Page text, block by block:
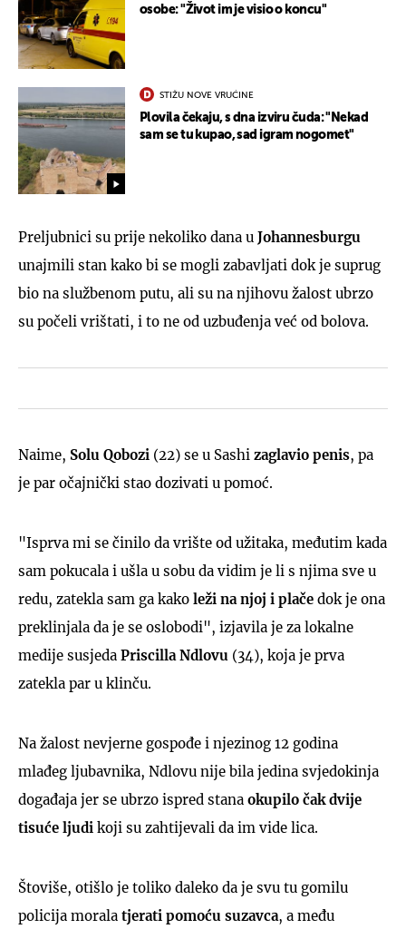
osobe: "Život im je visio o koncu"
STIŽU NOVE VRUĆINE
Plovila čekaju, s dna izviru čuda: "Nekad
sam se tu kupao, sad igram nogomet"
Preljubnici su prije nekoliko dana u Johannesburgu
unajmili stan kako bi se mogli zabavljati dok je suprug
bio na službenom putu, ali su na njihovu žalost ubrzo
su počeli vrištati, i to ne od uzbuđenja već od bolova.
Naime, Solu Qobozi (22) se u Sashi zaglavio penis, pa
je par očajnički stao dozivati u pomoć.
"Isprva mi se činilo da vrište od užitaka, međutim kada
sam pokucala i ušla u sobu da vidim je li s njima sve u
redu, zatekla sam ga kako leži na njoj i plače dok je ona
preklinjala da je se oslobodi", izjavila je za lokalne
medije susjeda Priscilla Ndlovu (34), koja je prva
zatekla par u klinču.
Na žalost nevjerne gospođe i njezinog 12 godina
mlađeg ljubavnika, Ndlovu nije bila jedina svjedokinja
događaja jer se ubrzo ispred stana okupilo čak dvije
tisuće ljudi koji su zahtijevali da im vide lica.
Štoviše, otišlo je toliko daleko da je svu tu gomilu
policija morala tjerati pomoću suzavca, a među